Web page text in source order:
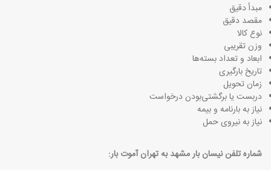
مبدأ دقیق
مقصد دقیق
نوع کالا
وزن تقریبی
ابعاد و تعداد بسته‌ها
تاریخ بارگیری
زمان تحویل
دربست یا برگشتی‌بودن درخواست
نیاز به بارنامه و بیمه
نیاز به نیروی حمل
شماره تلفن نیسان بار مشهد به تهران آموت بار: